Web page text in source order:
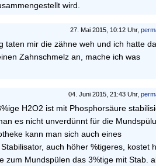
wird.
27. Mai 2015, 10:12 Uhr,
taten mir die zähne weh und ich hatte
Zahnschmelz an, mache ich was
04. Juni 2015, 21:43 Uhr,
H2O2 ist mit Phosphorsäure
es nicht unverdünnt für die
kann man sich auch eines
auch höher %tigeres, kostet
zum Mundspülen das 3%tige mit Stab.